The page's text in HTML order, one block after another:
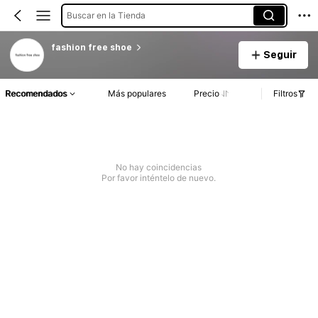
Buscar en la Tienda
fashion free shoe
Seguir
Recomendados Más populares Precio Filtros
No hay coincidencias
Por favor inténtelo de nuevo.